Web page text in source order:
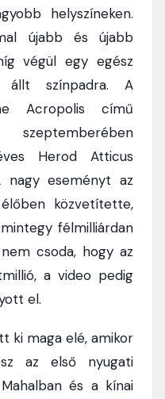
helyszíneken.
újabb és újabb
végül egy egész
állt színpadra. A
Acropolis című
Herod Atticus
nagy eseményt az
közvetítette,
félmilliárdan
csoda, hogy az
a video pedig
el.
ki maga elé, amikor
az első nyugati
és a kínai